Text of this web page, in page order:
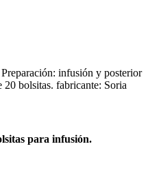
infusión y posterior
bolsitas. fabricante: Soria
para infusión.